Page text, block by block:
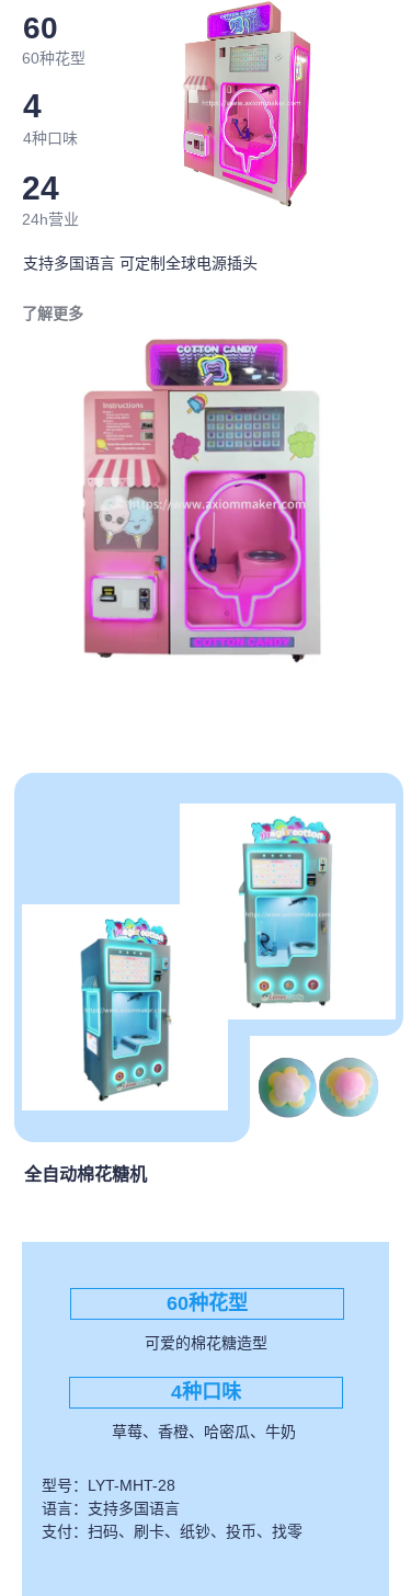
60
60种花型
4
4种口味
24
24h营业
了解更多
支持多国语言 可定制全球电源插头
全自动棉花糖机
型号：LYT-MHT-28
语言：支持多国语言
支付：扫码、刷卡、纸钞、投币、找零
60种花型
可爱的棉花糖造型
4种口味
草莓、香橙、哈密瓜、牛奶